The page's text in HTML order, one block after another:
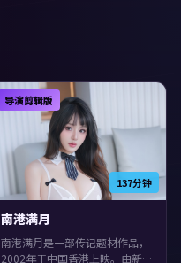
137分钟
导演剪辑版
南港满月
南港满月是一部传记题材作品，
2002年于中国香港上映。由新海